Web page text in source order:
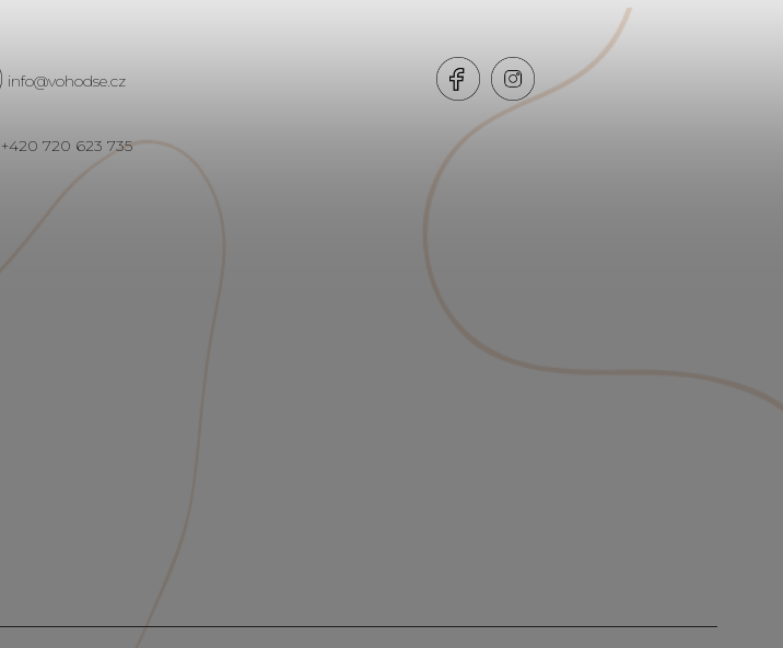
info@vohodse.cz
+420 720 623 735